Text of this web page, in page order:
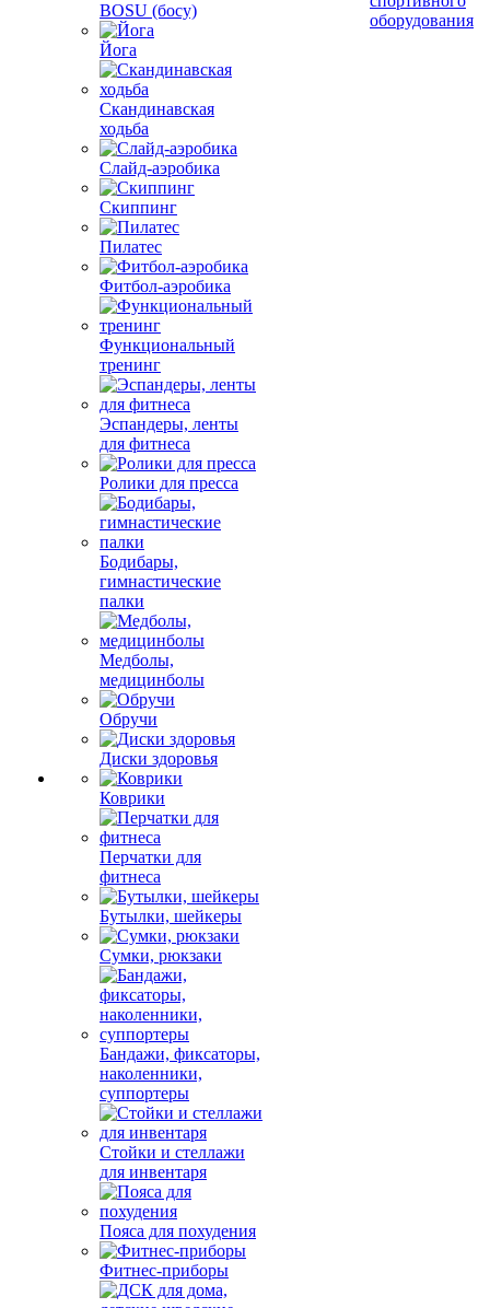
BOSU (босу)
Йога
Скандинавская
ходьба
Слайд-аэробика
Скиппинг
Пилатес
Фитбол-аэробика
Функциональный
тренинг
Эспандеры, ленты
для фитнеса
Ролики для пресса
Бодибары,
гимнастические
палки
Медболы,
медицинболы
Обручи
Диски здоровья
Коврики
Перчатки для
фитнеса
Бутылки, шейкеры
Сумки, рюкзаки
Бандажи, фиксаторы,
наколенники,
суппортеры
Стойки и стеллажи
для инвентаря
Пояса для похудения
Фитнес-приборы
оборудования